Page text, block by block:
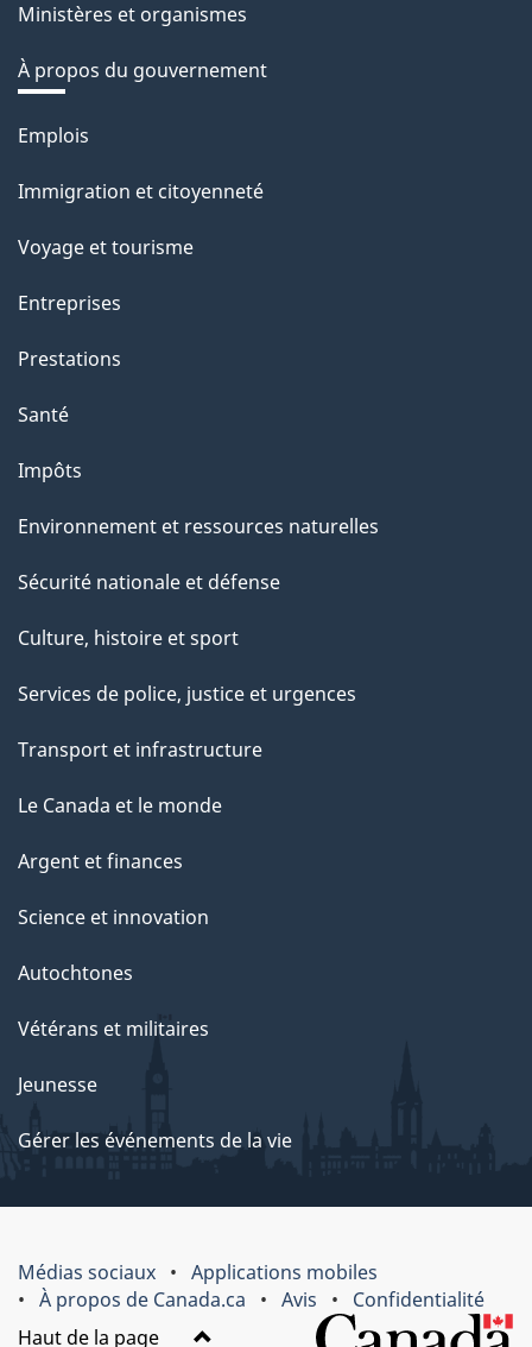
Ministères et organismes
À propos du gouvernement
Thèmes
sujets
Emplois
Immigration et citoyenneté
Voyage et tourisme
Entreprises
Prestations
Santé
Impôts
Environnement et ressources naturelles
Sécurité nationale et défense
Culture, histoire et sport
Services de police, justice et urgences
Transport et infrastructure
Le Canada et le monde
Argent et finances
Science et innovation
Autochtones
Vétérans et militaires
Jeunesse
Gérer les événements de la vie
Médias sociaux
Applications mobiles
À propos de Canada.ca
Avis
Confidentialité
Haut de la page